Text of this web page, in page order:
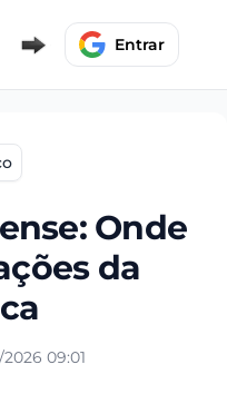
Entrar
Onde
da
09:01